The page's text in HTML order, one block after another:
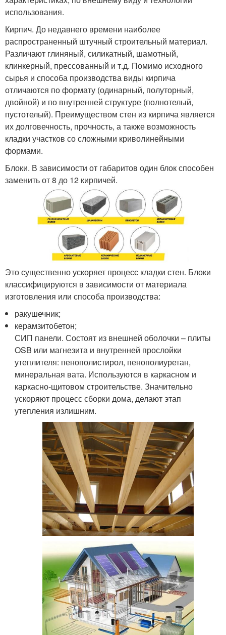
использования.
Кирпич. До недавнего времени наиболее
распространенный штучный строительный материал.
Различают глиняный, силикатный, шамотный,
клинкерный, прессованный и т.д. Помимо исходного
сырья и способа производства виды кирпича
отличаются по формату (одинарный, полуторный,
двойной) и по внутренней структуре (полнотелый,
пустотелый). Преимуществом стен из кирпича является
их долговечность, прочность, а также возможность
кладки участков со сложными криволинейными
формами.
Блоки. В зависимости от габаритов один блок способен
заменить от 8 до 12 кирпичей.
Это существенно ускоряет процесс кладки стен. Блоки
классифицируются в зависимости от материала
изготовления или способа производства:
ракушечник;
керамзитобетон;
СИП панели. Состоят из внешней оболочки – плиты
OSB или магнезита и внутренней прослойки
утеплителя: пенополистирол, пенополиуретан,
минеральная вата. Используются в каркасном и
каркасно-щитовом строительстве. Значительно
ускоряют процесс сборки дома, делают этап
утепления излишним.